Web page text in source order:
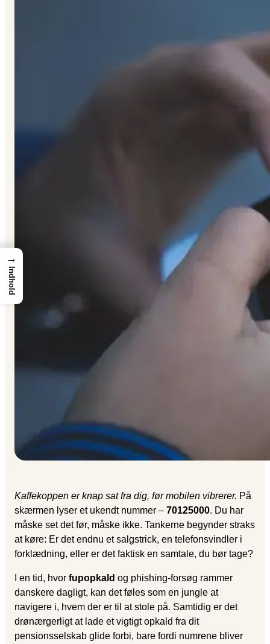
Kaffekoppen er knap sat fra dig, før mobilen vibrerer. På
skærmen lyser et ukendt nummer – 70125000. Du har
måske set det før, måske ikke. Tankerne begynder straks
at køre: Er det endnu et salgstrick, en telefonsvindler i
forklædning, eller er det faktisk en samtale, du bør tage?
I en tid, hvor fupopkald og phishing-forsøg rammer
danskere dagligt, kan det føles som en jungle at
navigere i, hvem der er til at stole på. Samtidig er det
drøn­ærgerligt at lade et vigtigt opkald fra dit
pensionsselskab glide forbi, bare fordi numrene bliver
→
Indhold